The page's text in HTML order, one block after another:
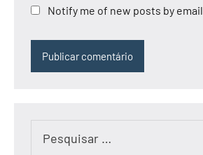
Notify me of new posts by email.